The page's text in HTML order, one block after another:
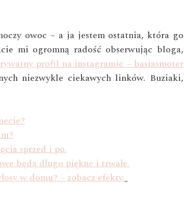
owoc – a ja jestem ostatnia, która go
mi ogromną radość obserwując bloga,
profil na instagramie – basiasmoter
niezwykle ciekawych linków. Buziaki,
sprzed i po.
będą długo piękne i trwałe.
w domu? – zobacz efekty.